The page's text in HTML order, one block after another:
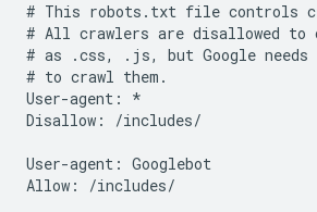
# This robots.txt file controls
# All crawlers are disallowed
# as .css, .js, but Google needs
# to crawl them.
User-agent: *
Disallow: /includes/
User-agent: Googlebot
Allow: /includes/